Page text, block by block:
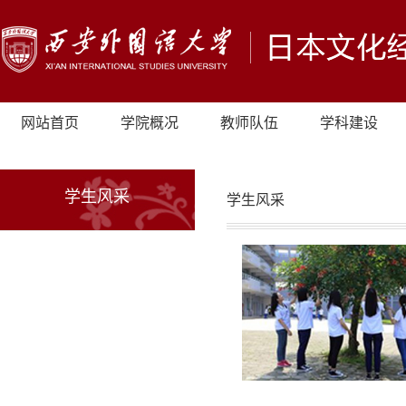
网站首页 学院概况 教师队伍 学科建设
学生风采 学生风采